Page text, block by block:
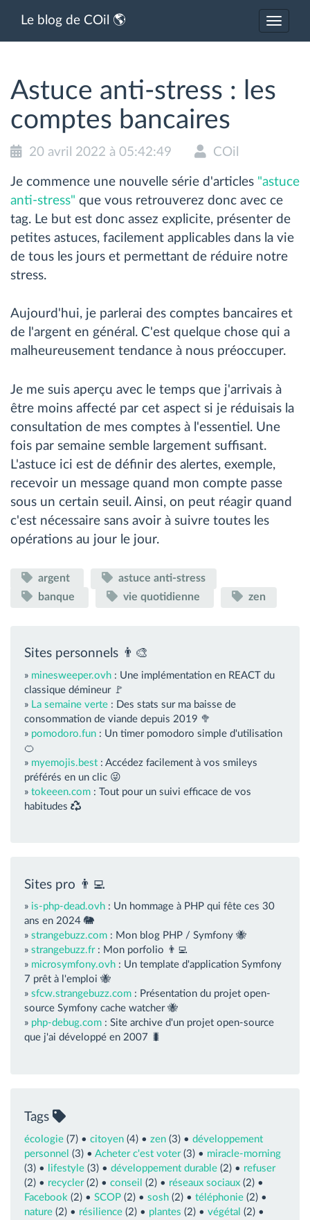
Le blog de COil 🌎
Activer
Astuce anti-stress : les
comptes bancaires
20 avril 2022 à 05:42:49 COil
Je commence une nouvelle série d'articles "astuce
anti-stress" que vous retrouverez donc avec ce
tag. Le but est donc assez explicite, présenter de
petites astuces, facilement applicables dans la vie
de tous les jours et permettant de réduire notre
stress.
Aujourd'hui, je parlerai des comptes bancaires et
de l'argent en général. C'est quelque chose qui a
malheureusement tendance à nous préoccuper.
Je me suis aperçu avec le temps que j'arrivais à
être moins affecté par cet aspect si je réduisais la
consultation de mes comptes à l'essentiel. Une
fois par semaine semble largement suffisant.
L'astuce ici est de définir des alertes, exemple,
recevoir un message quand mon compte passe
sous un certain seuil. Ainsi, on peut réagir quand
c'est nécessaire sans avoir à suivre toutes les
opérations au jour le jour.
argent
astuce anti-stress
banque
vie quotidienne zen
Sites personnels 👨‍🎨
» minesweeper.ovh : Une implémentation en REACT du
classique démineur 🚩
» La semaine verte : Des stats sur ma baisse de
consommation de viande depuis 2019 🥦
» pomodoro.fun : Un timer pomodoro simple d'utilisation
🍊
» myemojis.best : Accédez facilement à vos smileys
préférés en un clic 😜
» tokeeen.com : Tout pour un suivi efficace de vos
habitudes
Sites pro 👨‍💻
» is-php-dead.ovh : Un hommage à PHP qui fête ces 30
ans en 2024 🐘
» strangebuzz.com : Mon blog PHP / Symfony 🐝
» strangebuzz.fr: Mon porfolio 👨‍💻
» microsymfony.ovh : Un template d'application Symfony
7 prêt à l'emploi 🐝
» sfcw.strangebuzz.com : Présentation du projet open-
source Symfony cache watcher 🐝
» php-debug.com : Site archive d'un projet open-source
que j'ai développé en 2007 🐛
Tags
écologie (7) • citoyen (4) • zen (3) • développement
personnel (3) • Acheter c'est voter(3) • miracle-morning
(3) •
lifestyle (3) • développement durable (2) • refuser
(2) • recycler(2) • conseil (2) • réseaux sociaux (2) •
Facebook (2) • SCOP (2) • sosh (2) • téléphonie (2) •
nature (2) • résilience (2) • plantes (2) • végétal (2) •